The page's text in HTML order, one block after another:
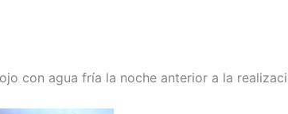
con agua fría la noche anterior a la